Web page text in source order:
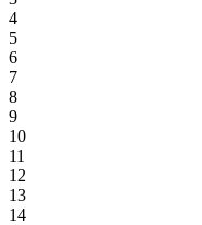
4
5
6
7
8
9
10
11
12
13
14